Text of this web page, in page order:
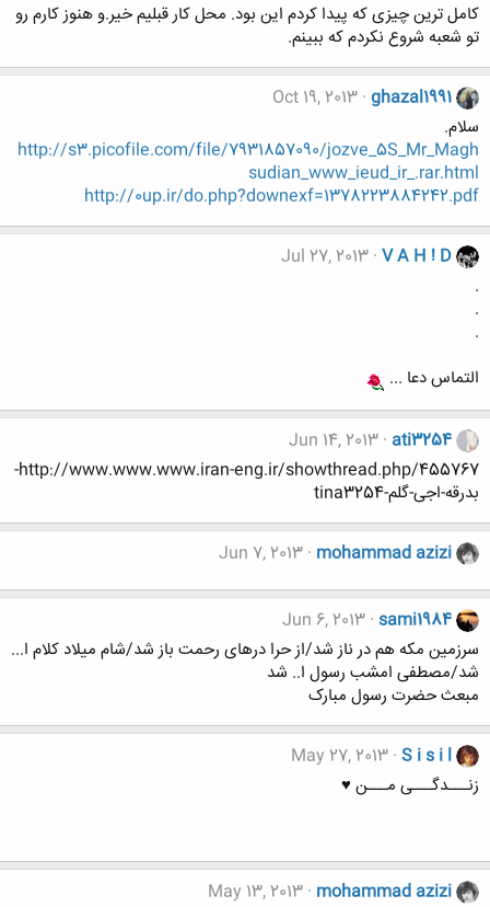
کامل ترین چیزی که پیدا کردم این بود. محل کار قبلیم خیر.و هنوز کارم رو
تو شعبه شروع نکردم که ببینم.
ghazal1991
Oct 19, 2013
سلام.
http://s3.picofile.com/file/7931857090/jozve_5S_Mr_Magh
sudian_www_ieud_ir_.rar.html
http://0up.ir/do.php?downexf=1378223884242.pdf
V A H ! D
Jul 27, 2013
.
.
.
التماس دعا ...
ati3254
Jun 14, 2013
http://www.www.www.iran-eng.ir/showthread.php/455767-
بدرقه-اجی-گلم-tina3254
mohammad azizi
Jun 7, 2013
sami1984
Jun 6, 2013
سرزمین مکه هم در ناز شد/از حرا درهای رحمت باز شد/شام میلاد کلام ا...
شد/مصطفی امشب رسول ا.. شد
مبعث حضرت رسول مبارک
S i s i l
May 27, 2013
زنـــدگـــی مـــن ♥
mohammad azizi
May 13, 2013